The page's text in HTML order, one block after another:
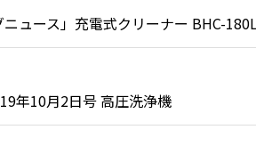
ュース」充電式クリーナー BHC-
年10月2日号 高圧洗浄機